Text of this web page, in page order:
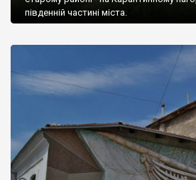
південній частині міста.